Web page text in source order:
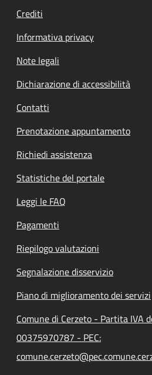
Crediti
Informativa privacy
Note legali
Dichiarazione di accessibilità
Contatti
Prenotazione appuntamento
Richiedi assistenza
Statistiche del portale
Leggi le FAQ
Pagamenti
Riepilogo valutazioni
Segnalazione disservizio
Piano di miglioramento dei servizi
Comune di Cerzeto - Partita IVA
00375970787 - PEC: